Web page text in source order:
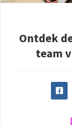
Ontdek
team